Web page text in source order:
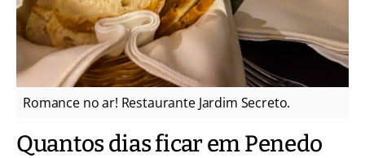
Romance no ar! Restaurante Jardim Secreto.
Quantos dias ficar em Penedo